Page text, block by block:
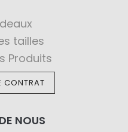
tailles
Produits
CONTRAT
NOUS